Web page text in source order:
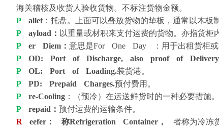
海关稽核及收货人验收货物。不标注货物金额。
P
allet ：托盘。上面可以叠放货物的垫板，通常以木板
P
ayload： 以重量或材积来支付运费的货物。亦指货柜
P
er Diem： 意思是For One Day ：用于出租货柜或
P
OD: Port of Discharge, also proof of
P
OL: Port of Loading.装货港。
P
PD: Prepaid Charges.预付费用。
P
re-Cooling ：（预冷）在运送鲜货时的一种必要措施
P
repaid： 预付运费的运输条件。
R
eefer： 称Refrigeration Container，
者称为冷冻